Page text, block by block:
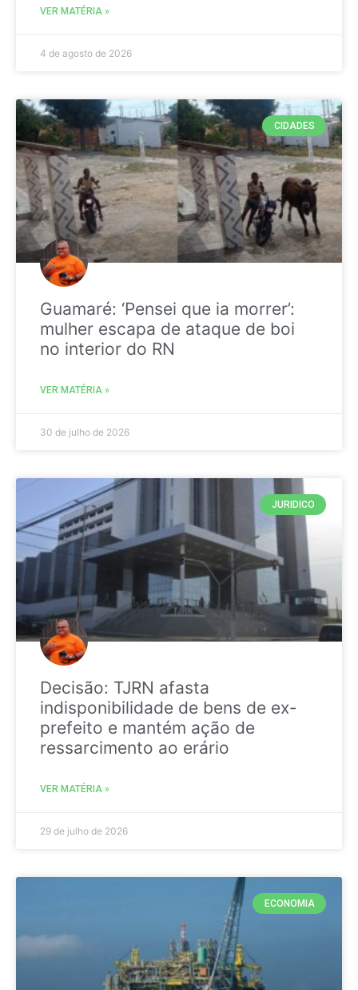
VER MATÉRIA »
4 de agosto de 2026
CIDADES
Guamaré: ‘Pensei que ia morrer’:
mulher escapa de ataque de boi
no interior do RN
VER MATÉRIA »
30 de julho de 2026
JURIDICO
Decisão: TJRN afasta
indisponibilidade de bens de ex-
prefeito e mantém ação de
ressarcimento ao erário
VER MATÉRIA »
29 de julho de 2026
ECONOMIA